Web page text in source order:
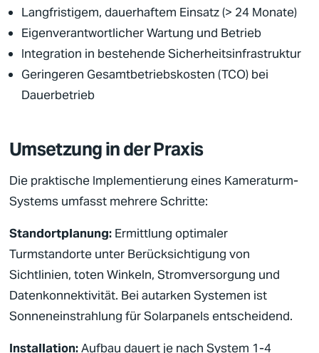
Langfristigem, dauerhaftem Einsatz (> 24 Monate)
Eigenverantwortlicher Wartung und Betrieb
Integration in bestehendeSicherheitsinfrastruktur
Geringeren Gesamtbetriebskosten (TCO) bei
Dauerbetrieb
Umsetzung in der Praxis
Die praktische Implementierung eines Kameraturm-
Systems umfasst mehrere Schritte:
Standortplanung: Ermittlung optimaler
Turmstandorte unter Berücksichtigung von
Sichtlinien, toten Winkeln, Stromversorgung und
Datenkonnektivität. Bei autarken Systemen ist
Sonneneinstrahlung für Solarpanels entscheidend.
Installation:Aufbau dauert je nach System 1-4